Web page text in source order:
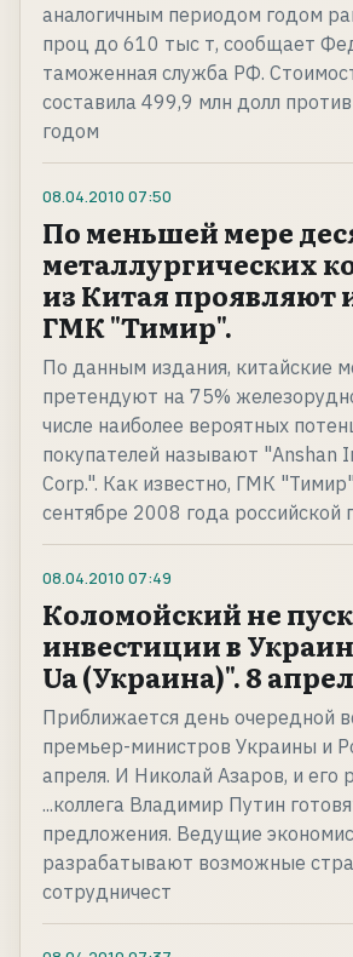
аналогичным периодом годом
проц до 610 тыс т, сообщает
таможенная служба РФ.
составила 499,9 млн долл
годом
08.04.2010 07:50
По меньшей мере
металлургических
из Китая проявляют
ГМК "Тимир".
По данным издания, китайские
претендуют на 75%
числе наиболее вероятных
покупателей называют "Anshan
Corp.". Как известно, ГМК
сентябре 2008 года российской
08.04.2010 07:49
Коломойский не
инвестиции в
Ua (Украина)". 8
Приближается день очередной
премьер-министров Украины и
апреля. И Николай Азаров, и его
...коллега Владимир Путин
предложения. Ведущие
разрабатывают возможные
сотрудничест